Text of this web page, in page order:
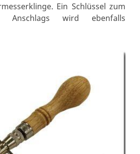
Ein Schlüssel zum
Anschlags wird ebenfalls